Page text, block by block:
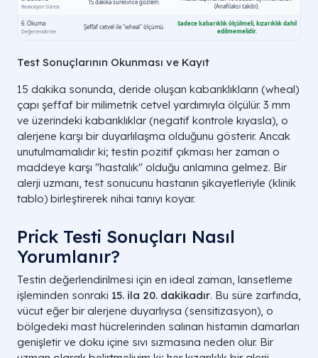
Test Sonuçlarının Okunması ve Kayıt
15 dakika sonunda, deride oluşan kabarıklıkların (wheal)
çapı şeffaf bir milimetrik cetvel yardımıyla ölçülür. 3 mm
ve üzerindeki kabarıklıklar (negatif kontrole kıyasla), o
alerjene karşı bir duyarlılaşma olduğunu gösterir. Ancak
unutulmamalıdır ki; testin pozitif çıkması her zaman o
maddeye karşı "hastalık" olduğu anlamına gelmez. Bir
alerji uzmanı, test sonucunu hastanın şikayetleriyle (klinik
tablo) birleştirerek nihai tanıyı koyar.
Prick Testi Sonuçları Nasıl
Yorumlanır?
Testin değerlendirilmesi için en ideal zaman, lansetleme
işleminden sonraki 15. ila 20. dakikadır. Bu süre zarfında,
vücut eğer bir alerjene duyarlıysa (sensitizasyon), o
bölgedeki mast hücrelerinden salınan histamin damarları
genişletir ve doku içine sıvı sızmasına neden olur. Bir